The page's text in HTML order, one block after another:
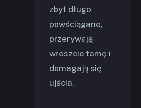
zbyt długo
powściągane,
przerywają
wreszcie tamę i
domagają się
ujścia.